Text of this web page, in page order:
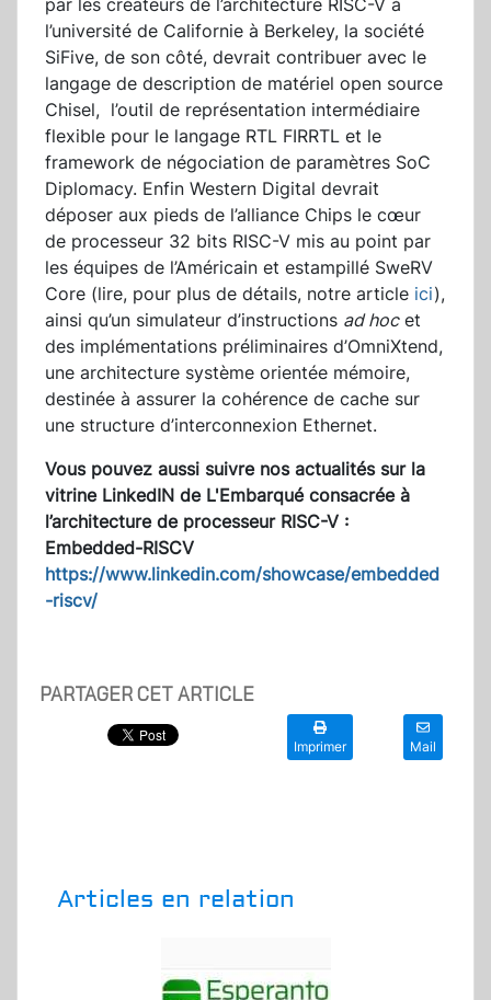
par les créateurs de l’architecture RISC-V à
l’université de Californie à Berkeley, la société
SiFive, de son côté, devrait contribuer avec le
langage de description de matériel open source
Chisel, l’outil de représentation intermédiaire
flexible pour le langage RTL FIRRTL et le
framework de négociation de paramètres SoC
Diplomacy. Enfin Western Digital devrait
déposer aux pieds de l’alliance Chips le cœur
de processeur 32 bits RISC-V mis au point par
les équipes de l’Américain et estampillé SweRV
Core (lire, pour plus de détails, notre article ici),
ainsi qu’un simulateur d’instructions ad hocet
des implémentations préliminaires d’OmniXtend,
une architecture système orientée mémoire,
destinée à assurer la cohérence de cache sur
une structure d’interconnexion Ethernet.
Vous pouvez aussi suivre nos actualités sur la
vitrine LinkedIN de L'Embarqué consacrée à
l’architecture de processeur RISC-V :
Embedded-RISCV
https://www.linkedin.com/showcase/embedded
-riscv/
PARTAGER CET ARTICLE
Imprimer Mail
Articles en relation